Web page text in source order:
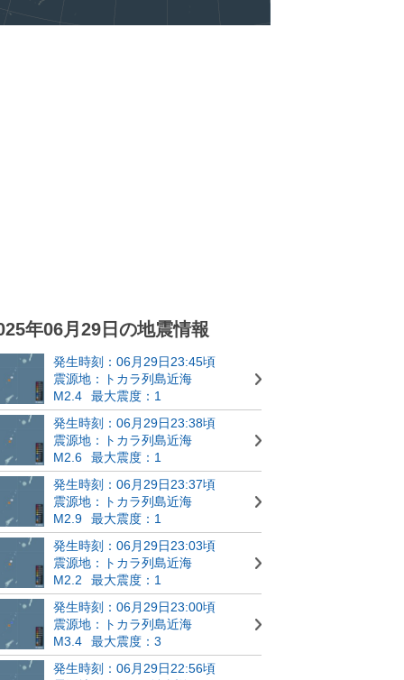
年06月29日の地震情報
発生時刻：06月29日23:45頃
震源地：トカラ列島近海
M2.4
最大震度：1
発生時刻：06月29日23:38頃
震源地：トカラ列島近海
M2.6
最大震度：1
発生時刻：06月29日23:37頃
震源地：トカラ列島近海
M2.9
最大震度：1
発生時刻：06月29日23:03頃
震源地：トカラ列島近海
M2.2
最大震度：1
発生時刻：06月29日23:00頃
震源地：トカラ列島近海
M3.4
最大震度：3
発生時刻：06月29日22:56頃